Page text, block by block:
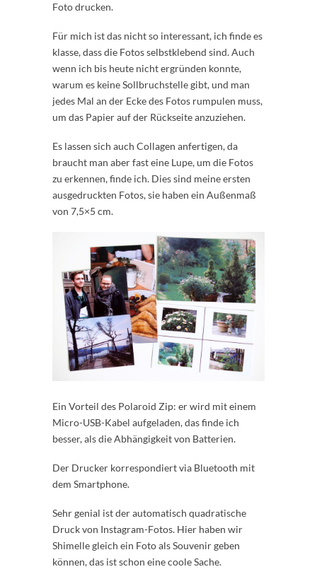
Foto drucken.
Für mich ist das nicht so interessant, ich finde es
klasse, dass die Fotos selbstklebend sind. Auch
wenn ich bis heute nicht ergründen konnte,
warum es keine Sollbruchstelle gibt, und man
jedes Mal an der Ecke des Fotos rumpulen muss,
um das Papier auf der Rückseite anzuziehen.
Es lassen sich auch Collagen anfertigen, da
braucht man aber fast eine Lupe, um die Fotos
zu erkennen, finde ich. Dies sind meine ersten
ausgedruckten Fotos, sie haben ein Außenmaß
von 7,5×5 cm.
Ein Vorteil des Polaroid Zip: er wird mit einem
Micro-USB-Kabel aufgeladen, das finde ich
besser, als die Abhängigkeit von Batterien.
Der Drucker korrespondiert via Bluetooth mit
dem Smartphone.
Sehr genial ist der automatisch quadratische
Druck von Instagram-Fotos. Hier haben wir
Shimelle gleich ein Foto als Souvenir geben
können, das ist schon eine coole Sache.